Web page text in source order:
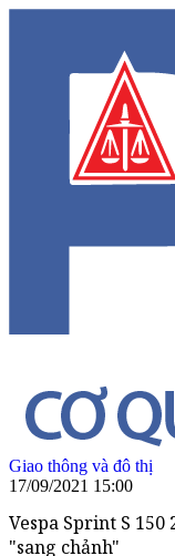
Giao thông và đô thị
17/09/2021 15:00
Vespa Sprint S
"sang chảnh"